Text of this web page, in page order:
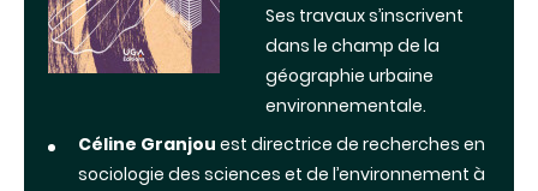
Ses travaux s’inscrivent
dans le champ de la
géographie urbaine
environnementale.
Céline Granjou est directrice de recherches en
sociologie des sciences et de l’environnement à